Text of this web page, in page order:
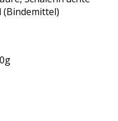
(Bindemittel)